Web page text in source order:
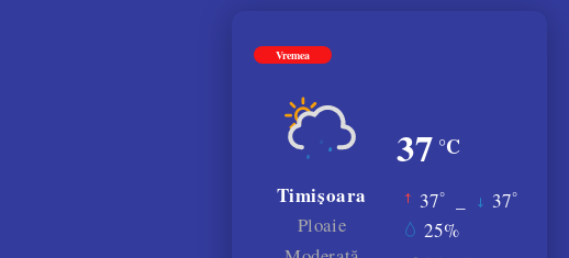
Vremea
37 °C
Timișoara
Ploaie
37° 37°
25%